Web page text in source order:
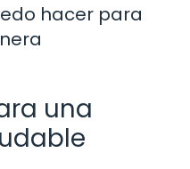
hacer para
una